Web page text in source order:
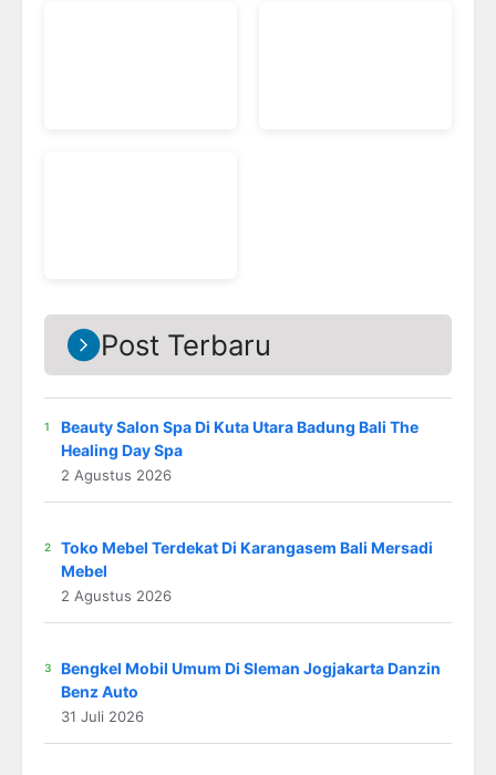
Post Terbaru
Beauty Salon Spa Di Kuta Utara Badung Bali The
Healing Day Spa
2 Agustus 2026
Toko Mebel Terdekat Di Karangasem Bali Mersadi
Mebel
2 Agustus 2026
Bengkel Mobil Umum Di Sleman Jogjakarta Danzin
Benz Auto
31 Juli 2026